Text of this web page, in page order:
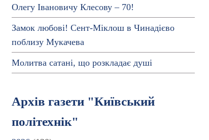
Олегу Івановичу Клесову – 70!
Замок любові! Сент-Міклош в Чинадієво
поблизу Мукачева
Молитва сатані, що розкладає душі
Архів газети "Київський
політехнік"